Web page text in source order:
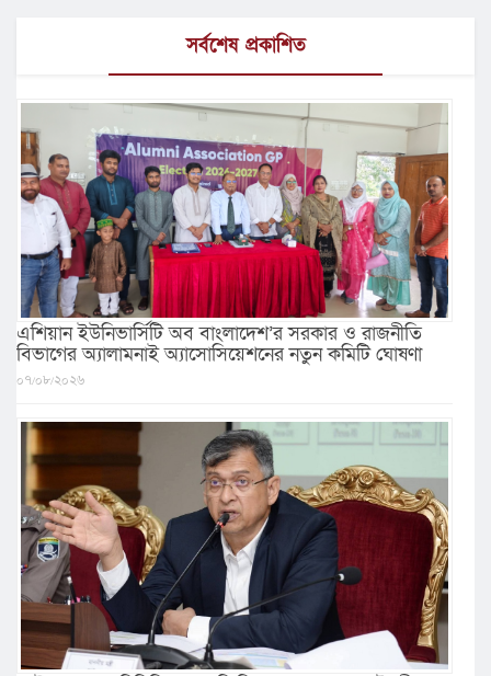
সর্বশেষ প্রকাশিত
এশিয়ান ইউনিভার্সিটি অব বাংলাদেশ’র সরকার ও রাজনীতি
বিভাগের অ্যালামনাই অ্যাসোসিয়েশনের নতুন কমিটি ঘোষণা
০৭/০৮/২০২৬